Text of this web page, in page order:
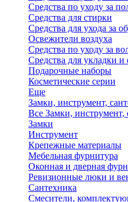
Средства по уходу за
Средства для стирки
Средства для ухода за
Освежители воздуха
Средства по уходу за
Средства для укладки
Подарочные наборы
Косметические серии
Еще
Замки, инструмент,
Все Замки, инструмент,
Замки
Инструмент
Крепежные материалы
Мебельная фурнитура
Оконная и дверная
Ревизионные люки и
Сантехника
Смесители,